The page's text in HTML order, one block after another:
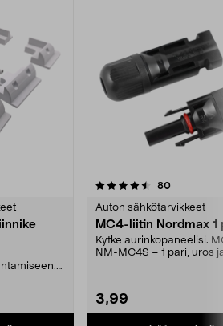
80arvostelut
Auton sähkötarvikkeet
MC4-liitin Nordmax 1
Kytke aurinkopaneelisi.
NM-MC4S – 1 pari, uros
3,99
4.5 viidestä